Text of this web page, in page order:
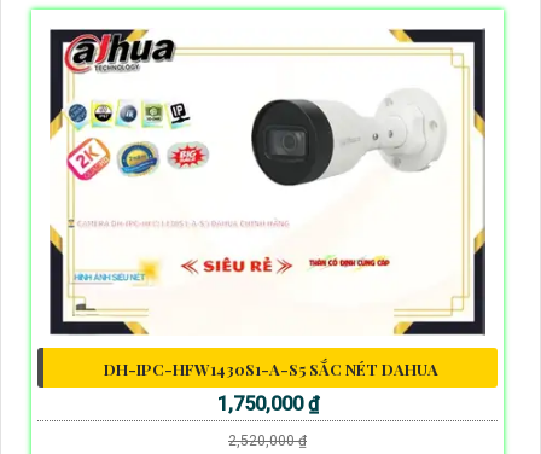
DH-IPC-HFW1430S1-A-S5 SẮC NÉT DAHUA
1,750,000 ₫
2,520,000 ₫